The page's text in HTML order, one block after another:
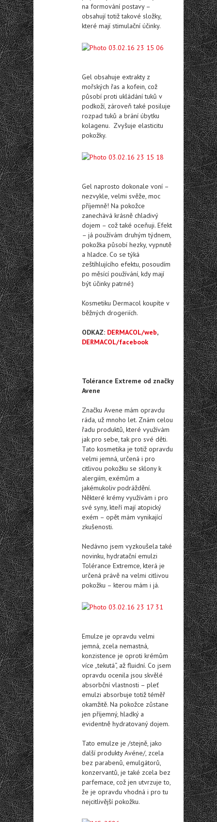
na formování postavy –
obsahují totiž takové složky,
které mají stimulační účinky.
Gel obsahuje extrakty z
mořských řas a kofein, což
působí proti ukládání tuků v
podkoží, zároveň také posiluje
rozpad tuků a brání úbytku
kolagenu. Zvyšuje elasticitu
pokožky.
Gel naprosto dokonale voní –
nezvykle, velmi svěže, moc
příjemně! Na pokožce
zanechává krásně chladivý
dojem – což také oceňuji. Efekt
– já používám druhým týdnem,
pokožka působí hezky, vypnutě
a hladce. Co se týká
zeštíhlujícího efektu, posoudím
po měsící používání, kdy mají
být účinky patrné:)
Kosmetiku Dermacol koupíte v
běžných drogeriích.
ODKAZ: DERMACOL/web,
DERMACOL/facebook
Tolérance Extreme od značky
Avene
Značku Avene mám opravdu
ráda, už mnoho let. Znám celou
řadu produktů, které využívám
jak pro sebe, tak pro své děti.
Tato kosmetika je totiž opravdu
velmi jemná, určená i pro
citlivou pokožku se sklony k
alergiím, exémům a
jakémukoliv podráždění.
Některé krémy využívám i pro
své syny, kteří mají atopický
exém – opět mám vynikající
zkušenosti.
Nedávno jsem vyzkoušela také
novinku, hydratační emulzi
Tolérance Extremce, která je
určená právě na velmi citlivou
pokožku – kterou mám i já.
Emulze je opravdu velmi
jemná, zcela nemastná,
konzistence je oproti krémům
více „tekutá“, až fluidní. Co jsem
opravdu ocenila jsou skvělé
absorbční vlastnosti – pleť
emulzi absorbuje totiž téměř
okamžitě. Na pokožce zůstane
jen příjemný, hladký a
evidentně hydratovaný dojem.
Tato emulze je /stejně, jako
další produkty Avéne/, zcela
bez parabenů, emulgátorů,
konzervantů, je také zcela bez
parfemace, což jen utvrzuje to,
že je opravdu vhodná i pro tu
nejcitlivější pokožku.